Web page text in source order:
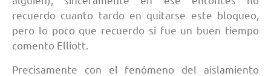
recuerdo cuanto tardo en quitarse este bloqueo,
pero lo poco que recuerdo si fue un buen tiempo
comento Elliott.
Precisamente con el fenómeno del aislamiento